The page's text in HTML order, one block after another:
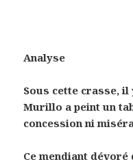
Analyse
Sous cette crasse, il
Murillo a peint un
concession ni
Ce mendiant